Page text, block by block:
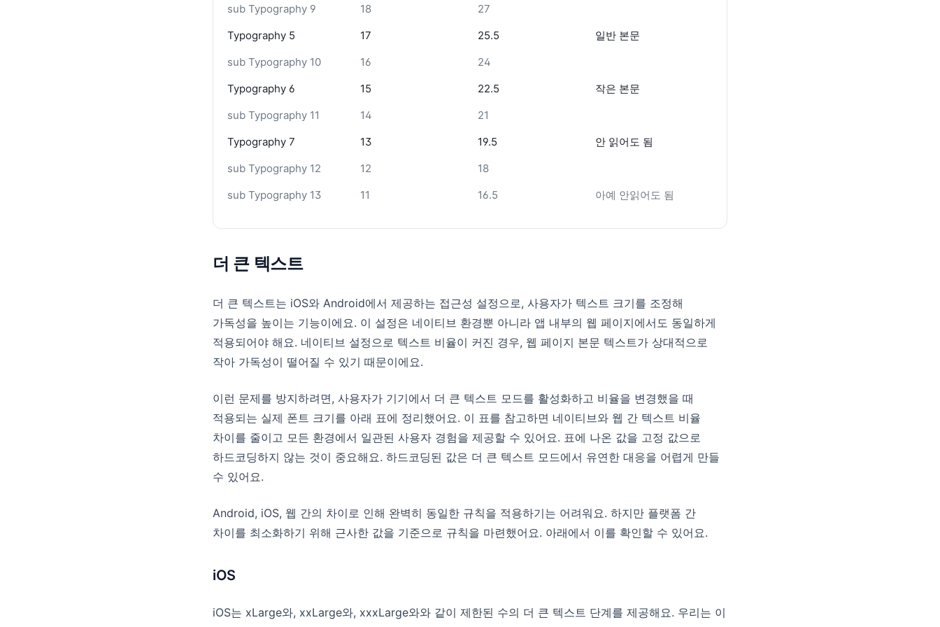
sub Typography 9 18
27
Typography 5
17 25.5
일반 본문
sub Typography 10
16
24
Typography 6
15 22.5
작은 본문
sub Typography 11
14
21
Typography 7
13 19.5
안 읽어도 됨
sub Typography 12
12
18
sub Typography 13
11 16.5 아예 안읽어도 됨
더 큰 텍스트
더 큰 텍스트는 iOS와 Android에서 제공하는 접근성 설정으로, 사용자가 텍스트 크기를 조정해
가독성을 높이는 기능이에요. 이 설정은 네이티브 환경뿐 아니라 앱 내부의 웹 페이지에서도 동일하게
적용되어야 해요. 네이티브 설정으로 텍스트 비율이 커진 경우, 웹 페이지 본문 텍스트가 상대적으로
작아 가독성이 떨어질 수 있기 때문이에요.
이런 문제를 방지하려면, 사용자가 기기에서 더 큰 텍스트 모드를 활성화하고 비율을 변경했을 때
적용되는 실제 폰트 크기를 아래 표에 정리했어요. 이 표를 참고하면 네이티브와 웹 간 텍스트 비율
차이를 줄이고 모든 환경에서 일관된 사용자 경험을 제공할 수 있어요. 표에 나온 값을 고정 값으로
하드코딩하지 않는 것이 중요해요. 하드코딩된 값은 더 큰 텍스트 모드에서 유연한 대응을 어렵게 만들
수 있어요.
Android, iOS, 웹 간의 차이로 인해 완벽히 동일한 규칙을 적용하기는 어려워요. 하지만 플랫폼 간
차이를 최소화하기 위해 근사한 값을 기준으로 규칙을 마련했어요. 아래에서 이를 확인할 수 있어요.
iOS
iOS는 xLarge와, xxLarge와, xxxLarge와와 같이 제한된 수의 더 큰 텍스트 단계를 제공해요. 우리는 이